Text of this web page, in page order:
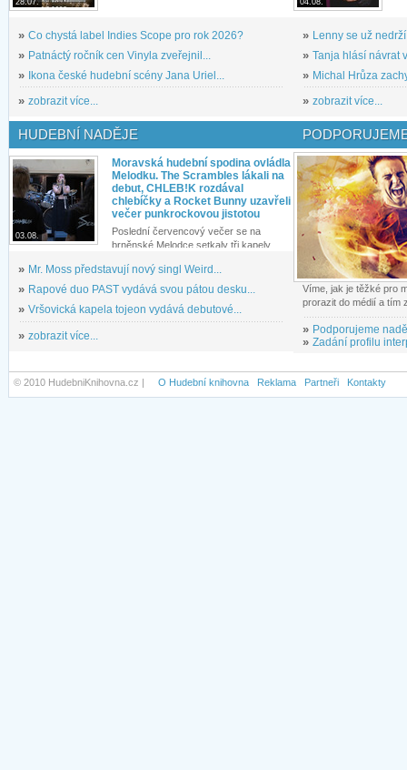
» Co chystá label Indies Scope pro rok 2026?
» Patnáctý ročník cen Vinyla zveřejnil...
»
Ikona české hudební scény Jana Uriel...
» zobrazit více...
» Lenny se už
» Tanja hlásí návrat
» Michal Hrůza
» zobrazit více...
HUDEBNÍ NADĚJE
03.08.
Moravská hudební spodina ovládla
Melodku. The Scrambles lákali na
debut, CHLEB!K rozdával
chlebíčky a Rocket Bunny uzavřeli
večer punkrockovou jistotou
Poslední červencový večer se na
brněnské Melodce setkaly tři kapely...
» Mr. Moss představují nový singl Weird...
» Rapové duo PAST vydává svou pátou desku...
» Vršovická kapela tojeon vydává debutové...
» zobrazit více...
Víme, jak je těžké pro
prorazit do médií a tím
» Podporujeme
» Zadání profilu
© 2010 HudebniKnihovna.cz | O Hudební knihovna Reklama Partneři Kontakty